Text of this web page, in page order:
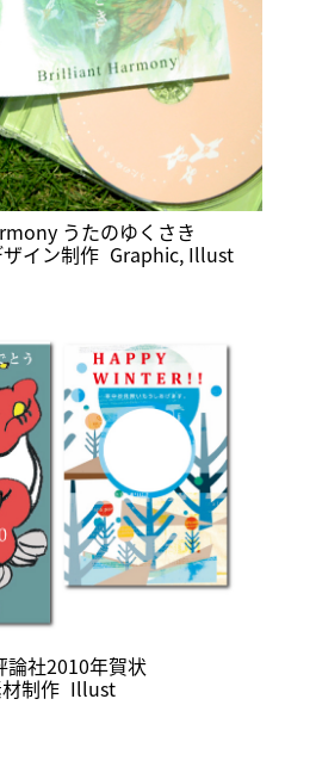
うたのゆくさき
イン制作 Graphic, Illust
論社2010年賀状
制作 Illust